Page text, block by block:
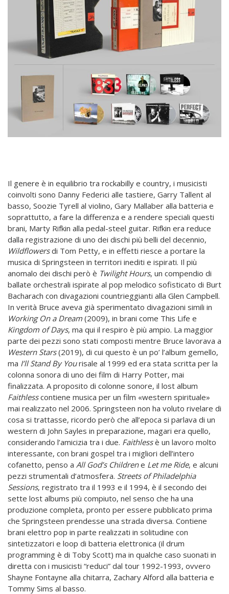
Il genere è in equilibrio tra rockabilly e country, i musicisti
coinvolti sono Danny Federici alle tastiere, Garry Tallent al
basso, Soozie Tyrell al violino, Gary Mallaber alla batteria e
soprattutto, a fare la differenza e a rendere speciali questi
brani, Marty Rifkin alla pedal-steel guitar. Rifkin era reduce
dalla registrazione di uno dei dischi più belli del decennio,
Wildflowersdi Tom Petty, e in effetti riesce a portare la
musica di Springsteen in territori inediti e ispirati. Il più
anomalo dei dischi però è Twilight Hours, un compendio di
ballate orchestrali ispirate al pop melodico sofisticato di Burt
Bacharach con divagazioni countrieggianti alla Glen Campbell.
In verità Bruce aveva già sperimentato divagazioni simili in
Working On a Dream (2009), in brani come This Life e
Kingdom of Days, ma qui il respiro è più ampio. La maggior
parte dei pezzi sono stati composti mentre Bruce lavorava a
Western Stars(2019), di cui questo è un po’ l’album gemello,
ma I’ll Stand By Yourisale al 1999 ed era stata scritta per la
colonna sonora di uno dei film di Harry Potter, mai
finalizzata. A proposito di colonne sonore, il lost album
Faithlesscontiene musica per un film «western spirituale»
mai realizzato nel 2006. Springsteen non ha voluto rivelare di
cosa si trattasse, ricordo però che all’epoca si parlava di un
western di John Sayles in preparazione, magari era quello,
considerando l’amicizia tra i due. Faithlessè un lavoro molto
interessante, con brani gospel tra i migliori dell’intero
cofanetto, penso a All God’s Childrene Let me Ride, e alcuni
pezzi strumentali d’atmosfera. Streets of Philadelphia
Sessions, registrato tra il 1993 e il 1994, è il secondo dei
sette lost albums più compiuto, nel senso che ha una
produzione completa, pronto per essere pubblicato prima
che Springsteen prendesse una strada diversa. Contiene
brani elettro pop in parte realizzati in solitudine con
sintetizzatori e loop di batteria elettronica (il drum
programming è di Toby Scott) ma in qualche caso suonati in
diretta con i musicisti “reduci” dal tour 1992-1993, ovvero
Shayne Fontayne alla chitarra, Zachary Alford alla batteria e
Tommy Sims al basso.